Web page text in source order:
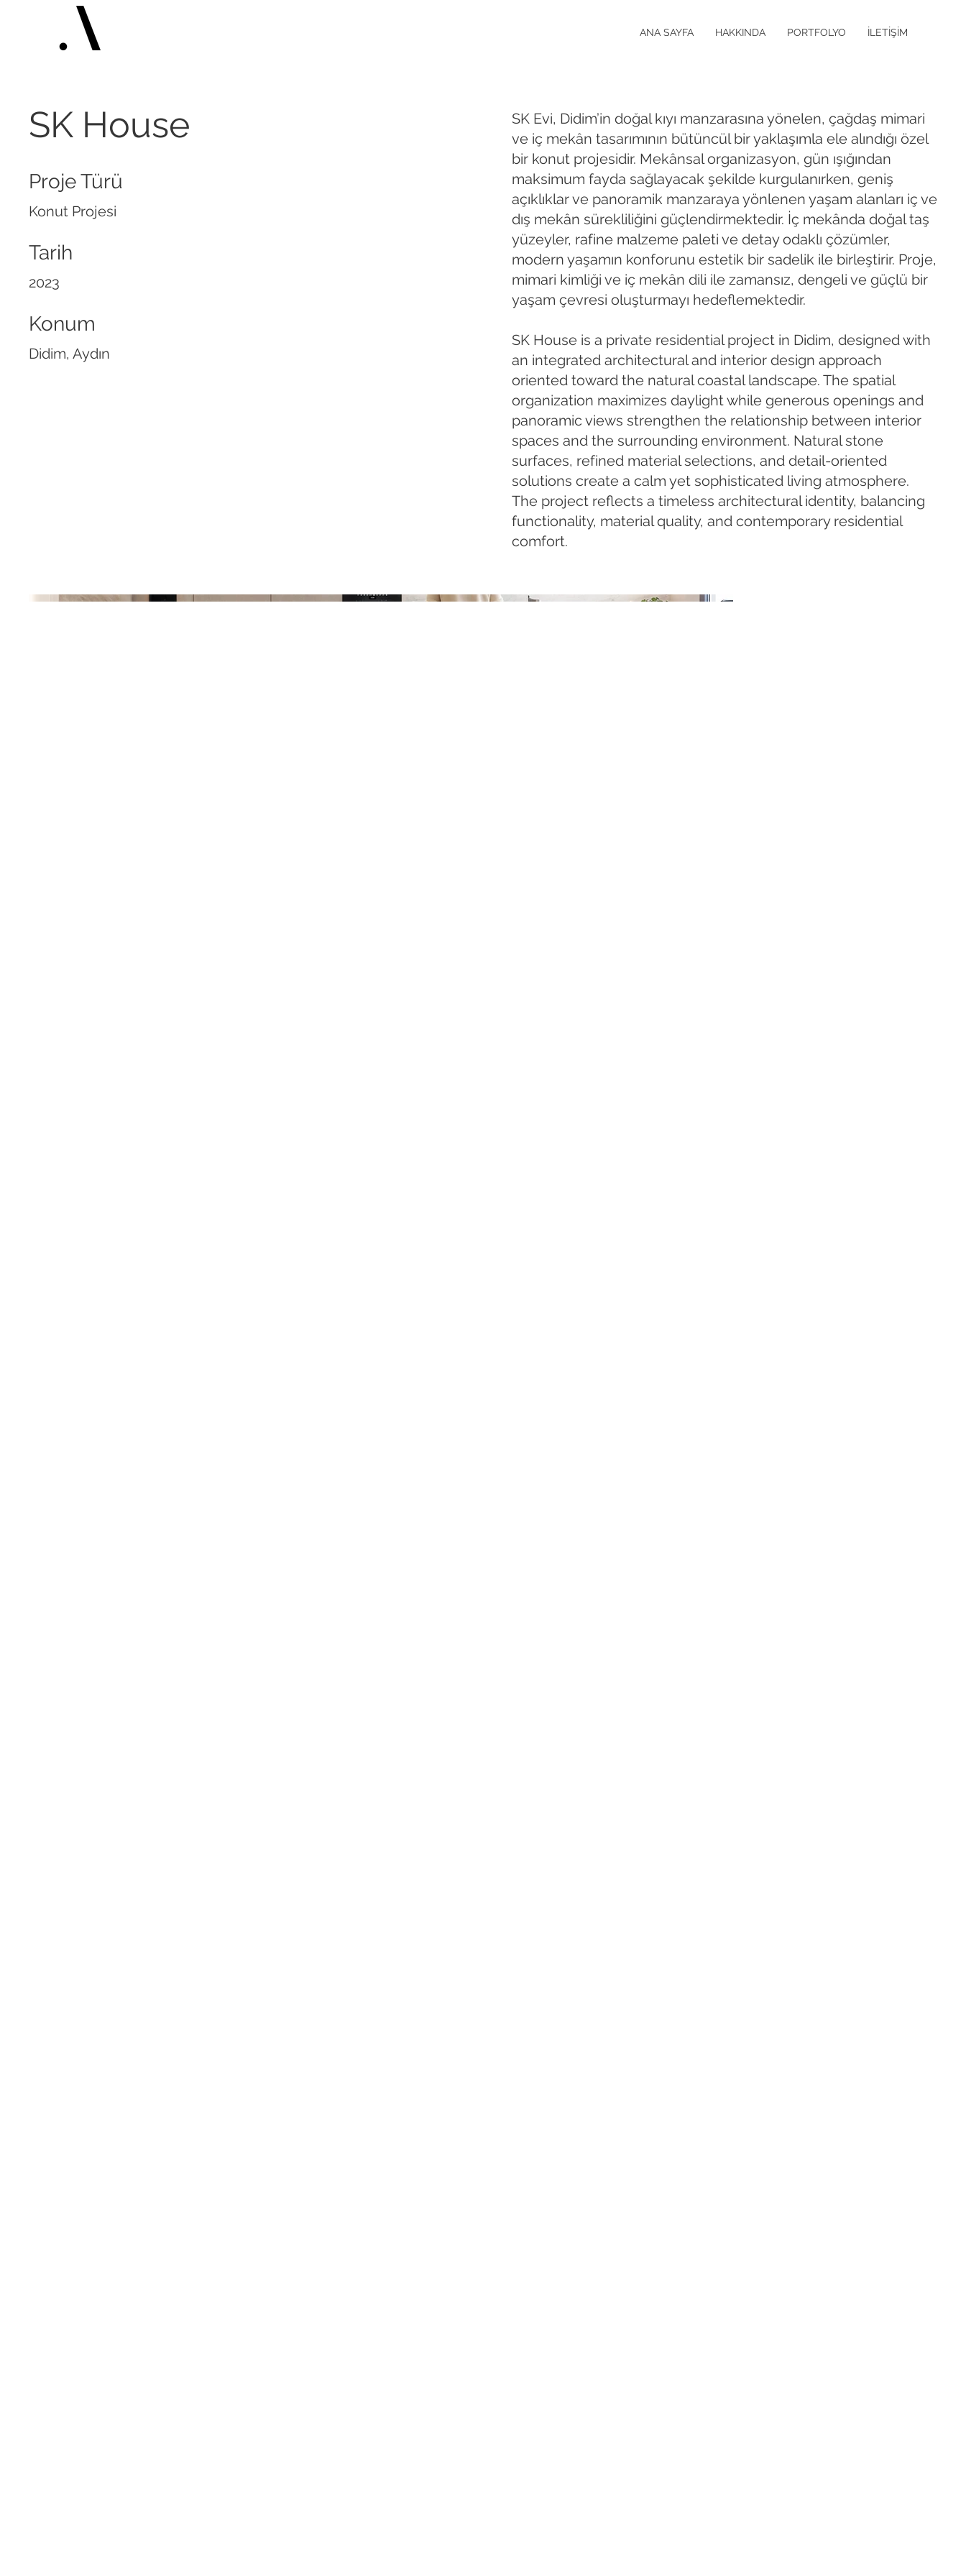
ANA SAYFA HAKKINDA PORTFOLYO İLETİŞİM
SK House
Proje Türü
Konut Projesi
Tarih
2023
Konum
Didim, Aydın
SK Evi, Didim’in doğal kıyı manzarasına yönelen, çağdaş mimari
ve iç mekân tasarımının bütüncül bir yaklaşımla ele alındığı özel
bir konut projesidir. Mekânsal organizasyon, gün ışığından
maksimum fayda sağlayacak şekilde kurgulanırken, geniş
açıklıklar ve panoramik manzaraya yönlenen yaşam alanları iç ve
dış mekân sürekliliğini güçlendirmektedir. İç mekânda doğal taş
yüzeyler, rafine malzeme paleti ve detay odaklı çözümler,
modern yaşamın konforunu estetik bir sadelik ile birleştirir. Proje,
mimari kimliği ve iç mekân dili ile zamansız, dengeli ve güçlü bir
yaşam çevresi oluşturmayı hedeflemektedir.
SK House is a private residential project in Didim, designed with
an integrated architectural and interior design approach
oriented toward the natural coastal landscape. The spatial
organization maximizes daylight while generous openings and
panoramic views strengthen the relationship between interior
spaces and the surrounding environment. Natural stone
surfaces, refined material selections, and detail-oriented
solutions create a calm yet sophisticated living atmosphere.
The project reflects a timeless architectural identity, balancing
functionality, material quality, and contemporary residential
comfort.